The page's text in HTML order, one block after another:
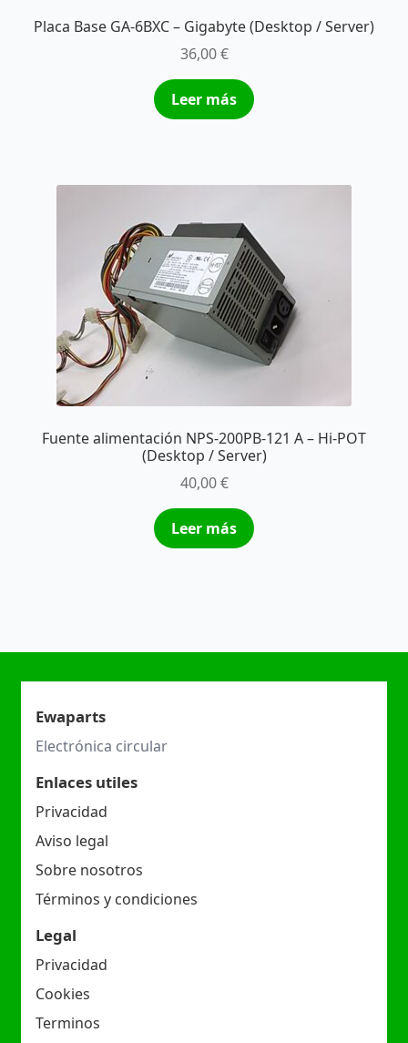
Placa Base GA-6BXC – Gigabyte (Desktop / Server)
36,00€
Leer más
Fuente alimentación NPS-200PB-121 A – Hi-POT
(Desktop / Server)
40,00€
Leer más
Ewaparts
Electrónica circular
Enlaces utiles
Privacidad
Aviso legal
Sobre nosotros
Términos y condiciones
Legal
Privacidad
Cookies
Terminos